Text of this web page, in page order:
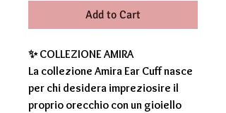
Add to Cart
✨ COLLEZIONE AMIRA
La collezione Amira Ear Cuffnasce
per chi desidera impreziosire il
proprio orecchio con un gioiello